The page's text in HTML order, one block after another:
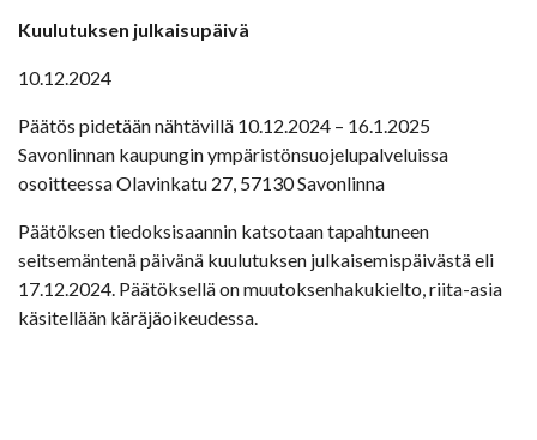
Kuulutuksen julkaisupäivä
10.12.2024
Päätös pidetään nähtävillä 10.12.2024 – 16.1.2025
Savonlinnan kaupungin ympäristönsuojelupalveluissa
osoitteessa Olavinkatu 27, 57130 Savonlinna
Päätöksen tiedoksisaannin katsotaan tapahtuneen
seitsemäntenä päivänä kuulutuksen julkaisemispäivästä eli
17.12.2024. Päätöksellä on muutoksenhakukielto, riita-asia
käsitellään käräjäoikeudessa.